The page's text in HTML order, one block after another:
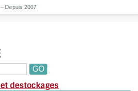
Depuis 2007
destockages